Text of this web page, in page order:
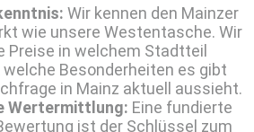
Wir kennen den Mainzer
wie unsere Westentasche. Wir
Preise in welchem Stadtteil
welche Besonderheiten es gibt
in Mainz aktuell aussieht.
Wertermittlung: Eine fundierte
ist der Schlüssel zum